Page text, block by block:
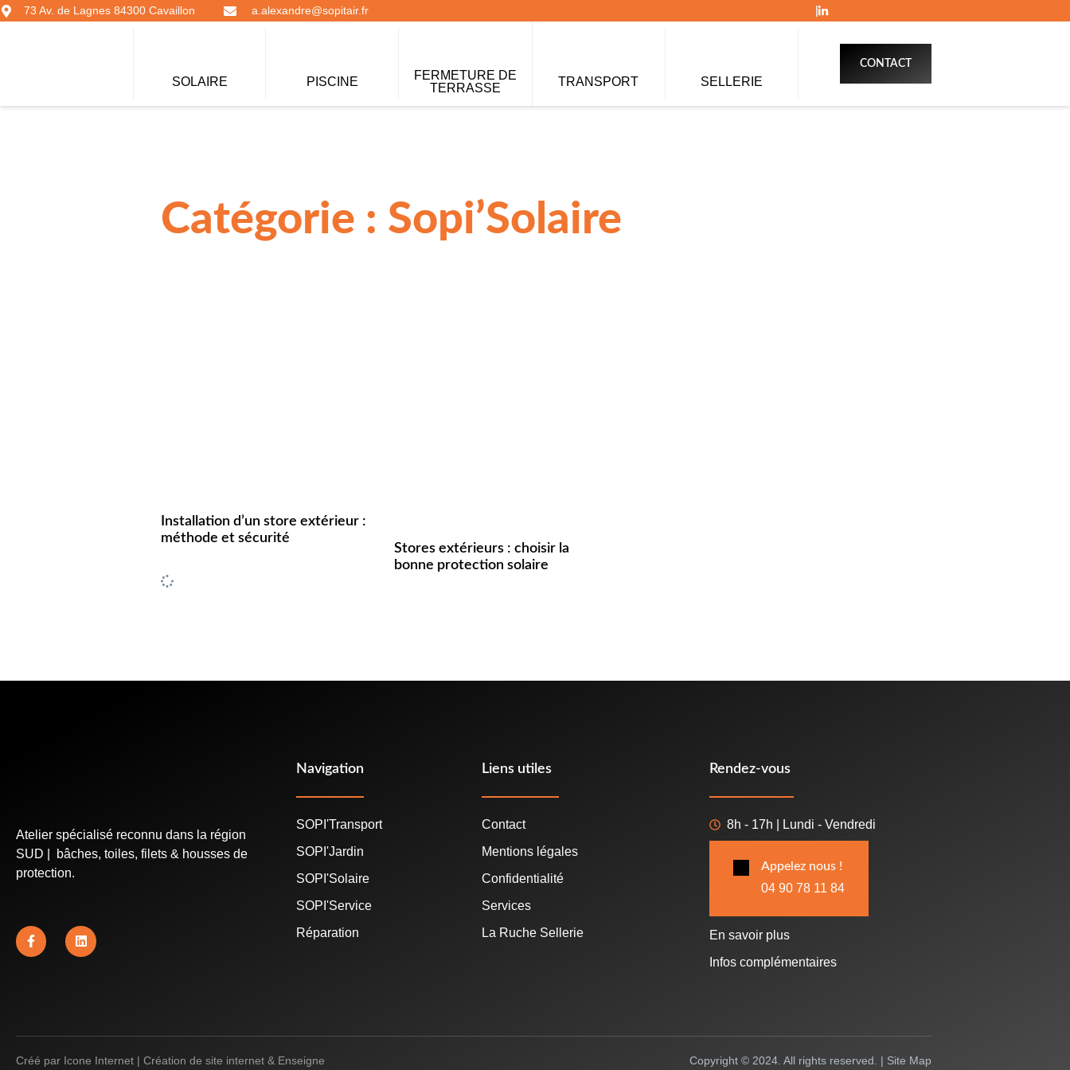
73 Av. de Lagnes 84300 Cavaillon a.alexandre@sopitair.fr
SOLAIRE PISCINE
FERMETURE DE
TERRASSE
TRANSPORT SELLERIE
CONTACT
Catégorie : Sopi’Solaire
Installation d’un store extérieur :
méthode et sécurité
Stores extérieurs : choisir la
bonne protection solaire
Atelier spécialisé reconnu dans la région
SUD | bâches, toiles, filets & housses de
protection.
Navigation
SOPI'Transport
SOPI'Jardin
SOPI'Solaire
SOPI'Service
Réparation
Liens utiles
Contact
Mentions légales
Confidentialité
Services
La Ruche Sellerie
Rendez-vous
8h - 17h | Lundi - Vendredi
Appelez nous !
04 90 78 11 84
En savoir plus
Infos complémentaires
Créé par Icone Internet | Création de site internet & Enseigne Copyright © 2024. All rights reserved. | Site Map